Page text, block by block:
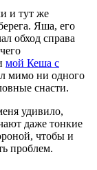
и тут же
Яша, его
обход справа
мой Кеша с
мимо ни одного
снасти.
удивило,
даже тонкие
чтобы и
проблем.